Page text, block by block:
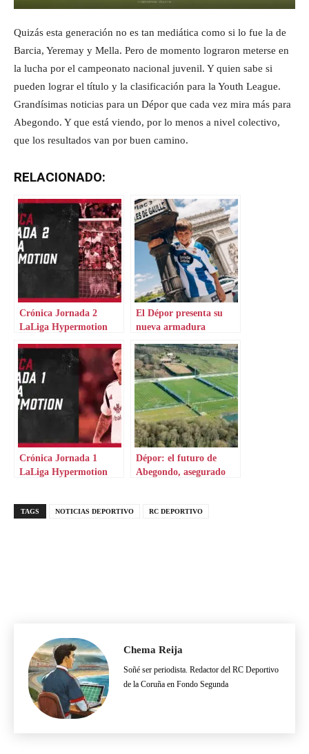
Quizás esta generación no es tan mediática como si lo fue la de
Barcia, Yeremay y Mella. Pero de momento lograron meterse en
la lucha por el campeonato nacional juvenil. Y quien sabe si
pueden lograr el título y la clasificación para la Youth League.
Grandísimas noticias para un Dépor que cada vez mira más para
Abegondo. Y que está viendo, por lo menos a nivel colectivo,
que los resultados van por buen camino.
RELACIONADO:
Crónica Jornada 2
LaLiga Hypermotion
El Dépor presenta su
nueva armadura
Crónica Jornada 1
LaLiga Hypermotion
Dépor: el futuro de
Abegondo, asegurado
TAGS NOTICIAS DEPORTIVO RC DEPORTIVO
Chema Reija
Soñé ser periodista. Redactor del RC Deportivo
de la Coruña en Fondo Segunda